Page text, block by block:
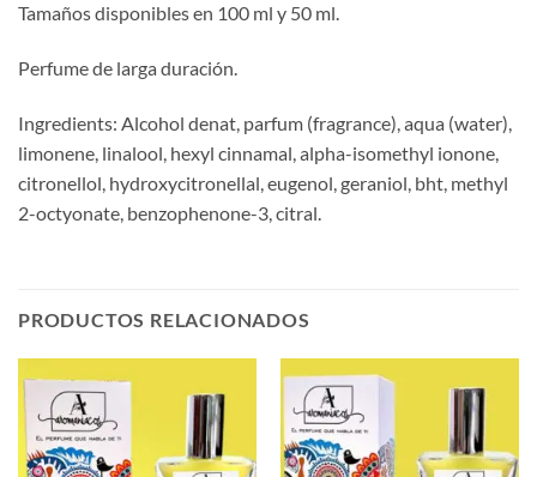
Tamaños disponibles en 100 ml y 50 ml.
Perfume de larga duración.
Ingredients: Alcohol denat, parfum (fragrance), aqua (water),
limonene, linalool, hexyl cinnamal, alpha-isomethyl ionone,
citronellol, hydroxycitronellal, eugenol, geraniol, bht, methyl
2-octyonate, benzophenone-3, citral.
PRODUCTOS RELACIONADOS